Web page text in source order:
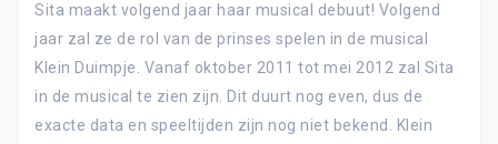
Sita maakt volgend jaar haar musical debuut! Volgend
jaar zal ze de rol van de prinses spelen in de musical
Klein Duimpje. Vanaf oktober 2011 tot mei 2012 zal Sita
in de musical te zien zijn. Dit duurt nog even, dus de
exacte data en speeltijden zijn nog niet bekend. Klein